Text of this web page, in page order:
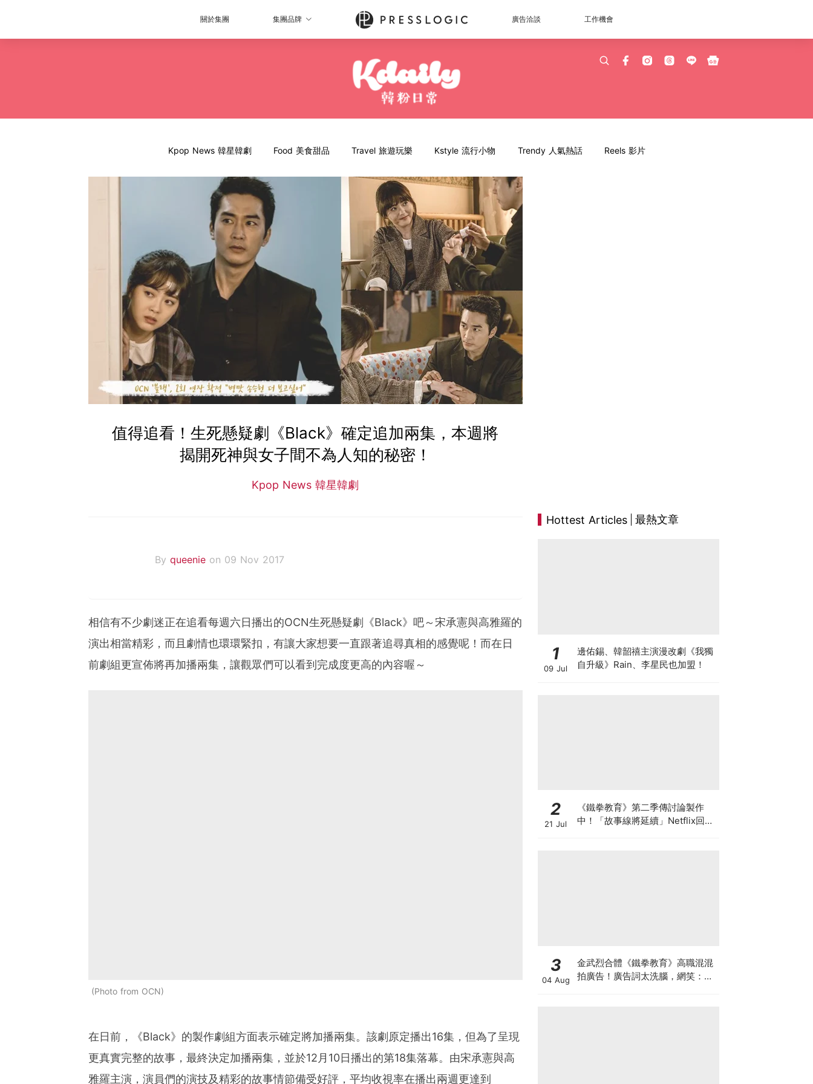
關於集團 集團品牌 廣告洽談 工作機會
Kpop News 韓星韓劇 Food 美食甜品 Travel 旅遊玩樂 Kstyle 流行小物 Trendy 人氣熱話 Reels 影片
值得追看！生死懸疑劇《Black》確定追加兩集，本週將
揭開死神與女子間不為人知的秘密！
Kpop News 韓星韓劇
By queenie on 09 Nov 2017
相信有不少劇迷正在追看每週六日播出的OCN生死懸疑劇《Black》吧～宋承憲與高雅羅的
演出相當精彩，而且劇情也環環緊扣，有讓大家想要一直跟著追尋真相的感覺呢！而在日
前劇組更宣佈將再加播兩集，讓觀眾們可以看到完成度更高的內容喔～
Photo from OCN
在日前，《Black》的製作劇組方面表示確定將加播兩集。該劇原定播出16集，但為了呈現
更真實完整的故事，最終決定加播兩集，並於12月10日播出的第18集落幕。由宋承憲與高
雅羅主演，演員們的演技及精彩的故事情節備受好評，平均收視率在播出兩週更達到
Hottest Articles 最熱文章
1
09 Jul
邊佑錫、韓韶禧主演漫改劇《我獨
自升級》Rain、李星民也加盟！
2
21 Jul
《鐵拳教育》第二季傳討論製作
中！「故事線將延續」Netflix回應
3
04 Aug
金武烈合體《鐵拳教育》高職混混
拍廣告！廣告詞太洗腦，網笑：像